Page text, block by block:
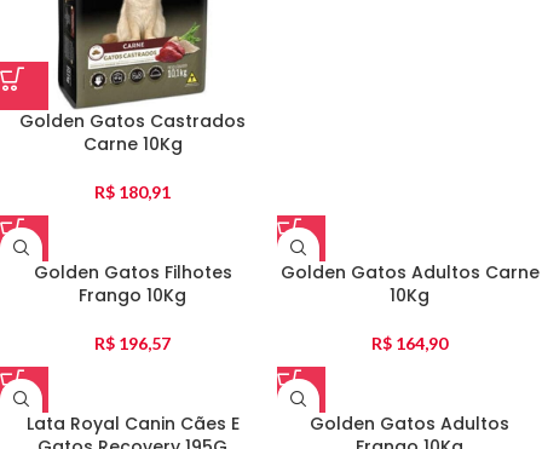
Golden Gatos Castrados
Carne 10Kg
R$ 180,91
Golden Gatos Filhotes
Frango 10Kg
R$ 196,57
Golden Gatos Adultos Carne
10Kg
R$ 164,90
Lata Royal Canin Cães E
Golden Gatos Adultos